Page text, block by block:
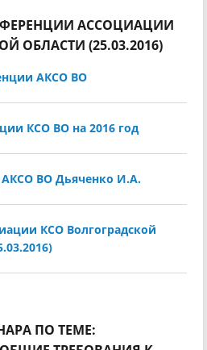
АССОЦИАЦИИ
ОБЛАСТИ (25.03.2016)
АКСО ВО
КСО ВО на 2016 год
АКСО ВО Дьяченко И.А.
КСО Волгоградской
ПО ТЕМЕ: